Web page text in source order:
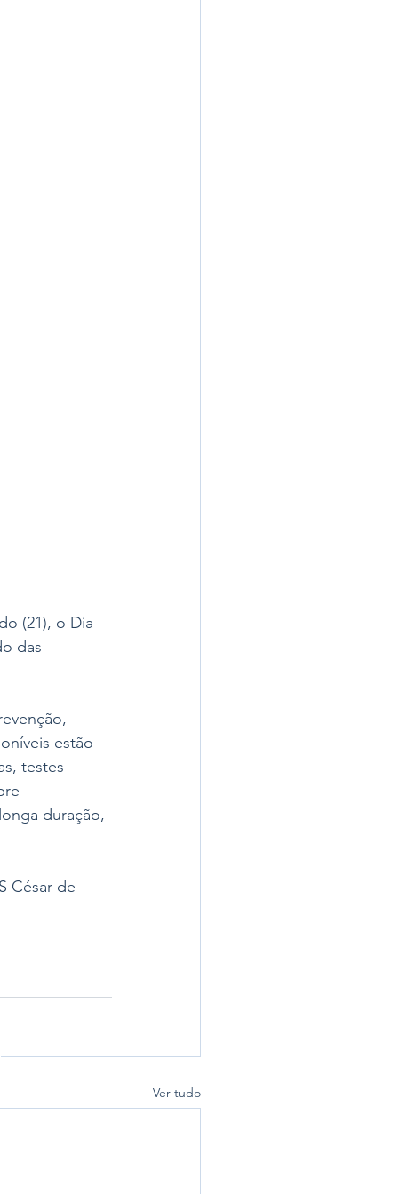
(21), o Dia
das
estão
testes
duração,
César de
Ver tudo